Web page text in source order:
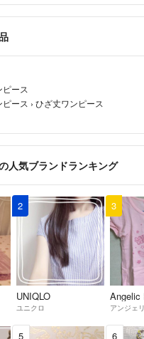
ピース
ピース › ひざ丈ワンピース
人気ブランドランキング
2
UNIQLO
ユニクロ
3
Angelic
アンジェ
5 6